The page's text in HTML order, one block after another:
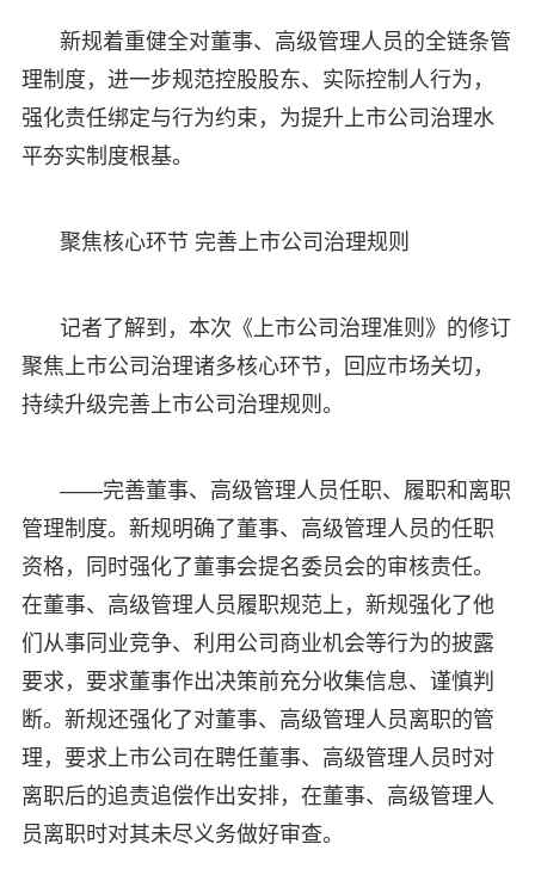
新规着重健全对董事、高级管理人员的全链条管
理制度，进一步规范控股股东、实际控制人行为，
强化责任绑定与行为约束，为提升上市公司治理水
平夯实制度根基。
聚焦核心环节 完善上市公司治理规则
记者了解到，本次《上市公司治理准则》的修订
聚焦上市公司治理诸多核心环节，回应市场关切，
持续升级完善上市公司治理规则。
——完善董事、高级管理人员任职、履职和离职
管理制度。新规明确了董事、高级管理人员的任职
资格，同时强化了董事会提名委员会的审核责任。
在董事、高级管理人员履职规范上，新规强化了他
们从事同业竞争、利用公司商业机会等行为的披露
要求，要求董事作出决策前充分收集信息、谨慎判
断。新规还强化了对董事、高级管理人员离职的管
理，要求上市公司在聘任董事、高级管理人员时对
离职后的追责追偿作出安排，在董事、高级管理人
员离职时对其未尽义务做好审查。